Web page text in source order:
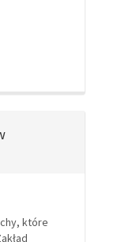
które